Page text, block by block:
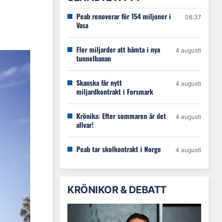
Peab renoverar för 154 miljoner i
Vasa
08:37
Fler miljarder att hämta i nya
tunnelbanan
4 augusti
Skanska får nytt
miljardkontrakt i Forsmark
4 augusti
Krönika: Efter sommaren är det
allvar!
4 augusti
Peab tar skolkontrakt i Norge 4 augusti
KRÖNIKOR & DEBATT